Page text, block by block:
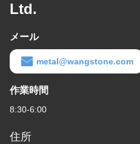
Ltd.
メール
metal@wangstone.com
作業時間
8:30-6:00
住所